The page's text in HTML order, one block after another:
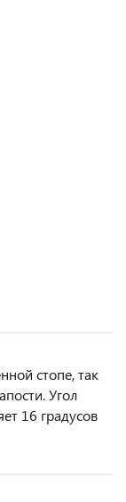
стопе, так
Угол
16 градусов